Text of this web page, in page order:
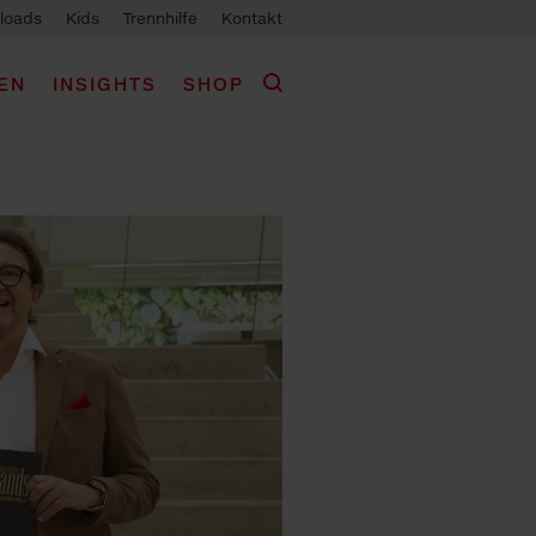
Kids Trennhilfe Kontakt
INSIGHTS SHOP